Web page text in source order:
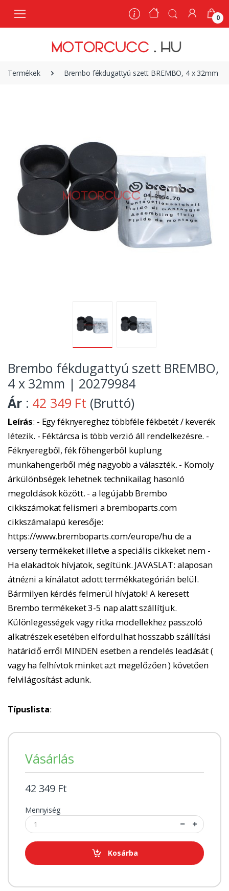
0
Termékek Brembo fékdugattyú szett BREMBO, 4 x 32mm |
Brembo fékdugattyú szett BREMBO,
4 x 32mm | 20279984
Ár : 42 349 Ft (Bruttó)
Leírás: - Egy féknyereghez többféle fékbetét / keverék
létezik. - Féktárcsa is több verzió áll rendelkezésre. -
Féknyeregből, fék főhengerből kuplung
munkahengerből még nagyobb a választék. - Komoly
árkülönbségek lehetnek technikailag hasonló
megoldások között. - a legújabb Brembo
cikkszámokat felismeri a bremboparts.com
cikkszámalapú keresője:
https://www.bremboparts.com/europe/hu de a
verseny termékeket illetve a speciális cikkeket nem -
Ha elakadtok hívjatok, segítünk. JAVASLAT: alaposan
átnézni a kínálatot adott termékkategórián belül.
Bármilyen kérdés felmerül hívjatok! A keresett
Brembo termékeket 3-5 nap alatt szállítjuk.
Különlegességek vagy ritka modellekhez passzoló
alkatrészek esetében elfordulhat hosszabb szállítási
határidő erről MINDEN esetben a rendelés leadását (
vagy ha felhívtok minket azt megelőzően ) követően
felvilágosítást adunk.
Típuslista:
Vásárlás
42 349 Ft
Mennyiség
Kosárba
0